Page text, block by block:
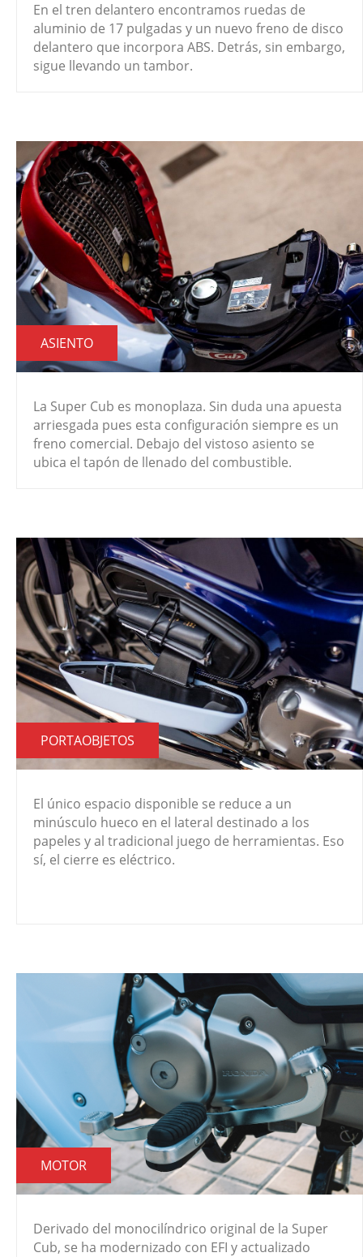
En el tren delantero encontramos ruedas de
aluminio de 17 pulgadas y un nuevo freno de disco
delantero que incorpora ABS. Detrás, sin embargo,
sigue llevando un tambor.
ASIENTO
La Super Cub es monoplaza. Sin duda una apuesta
arriesgada pues esta configuración siempre es un
freno comercial. Debajo del vistoso asiento se
ubica el tapón de llenado del combustible.
PORTAOBJETOS
El único espacio disponible se reduce a un
minúsculo hueco en el lateral destinado a los
papeles y al tradicional juego de herramientas. Eso
sí, el cierre es eléctrico.
MOTOR
Derivado del monocilíndrico original de la Super
Cub, se ha modernizado con EFI y actualizado